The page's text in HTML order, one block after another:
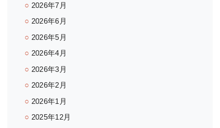
2026年7月
2026年6月
2026年5月
2026年4月
2026年3月
2026年2月
2026年1月
2025年12月